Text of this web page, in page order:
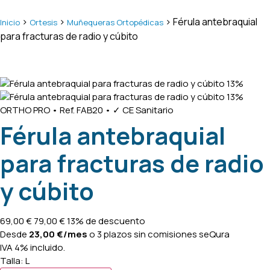
Inicio > Ortesis > Muñequeras Ortopédicas > Férula antebraquial
para fracturas de radio y cúbito
13%
13%
ORTHO PRO • Ref. FAB20 • ✓ CE Sanitario
Férula antebraquial
para fracturas de radio
y cúbito
69,00€79,00€13% de descuento
Desde 23,00€/meso 3 plazos sin comisionesseQura
IVA 4% incluido.
Talla: L